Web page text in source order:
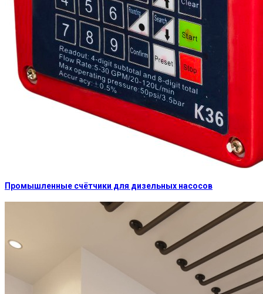
Промышленные счётчики для дизельных насосов